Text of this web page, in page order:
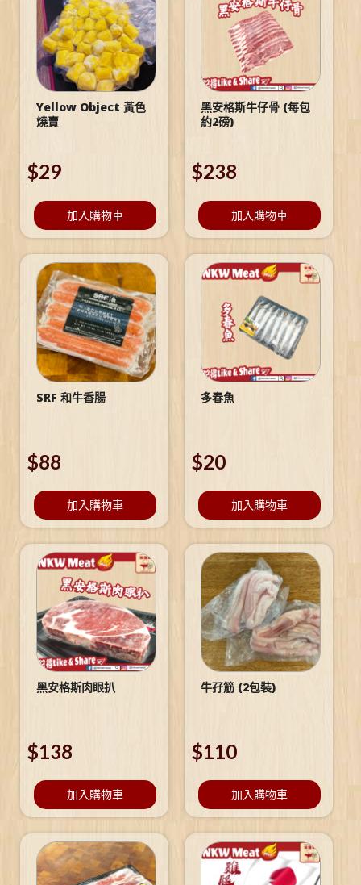
Yellow Object 黃色
燒賣
$29
加入購物車
黑安格斯牛仔骨 (每包
約2磅)
$238
加入購物車
SRF 和牛香腸
$88
加入購物車
多春魚
$20
加入購物車
黑安格斯肉眼扒
$138
加入購物車
牛孖筋 (2包裝)
$110
加入購物車